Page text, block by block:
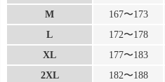
M
167〜173
L
172〜178
XL
177〜183
2XL
182〜188